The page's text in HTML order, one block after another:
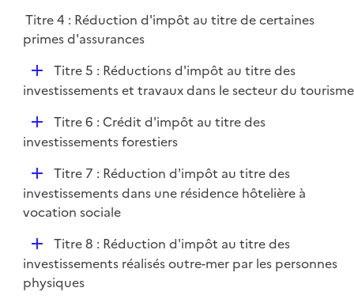
Titre 4 : Réduction d'impôt au titre de certaines
primes d'assurances
D
é
i
Titre 5 : Réductions d'impôt au titre des
investissements et travaux dans le secteur du tourisme
D
é
i
e
Titre 6 : Crédit d'impôt au titre des
investissements forestiers
D
é
p
e
r
Titre 7 : Réduction d'impôt au titre des
investissements dans une résidence hôtelière à
vocation sociale
D
é
p
Titre 8 : Réduction d'impôt au titre des
investissements réalisés outre-mer par les personnes
physiques